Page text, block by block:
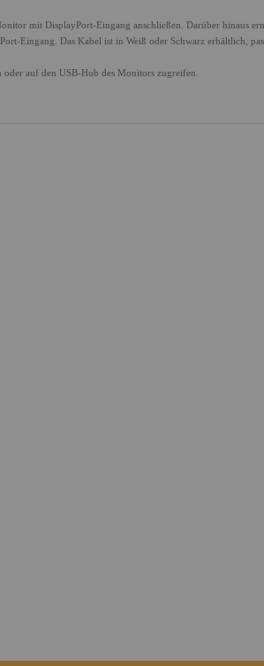
mit DisplayPort-Eingang anschließen. Darüber hinaus
Eingang. Das Kabel ist in Weiß oder Schwarz erhältlich,
auf den USB-Hub des Monitors zugreifen.